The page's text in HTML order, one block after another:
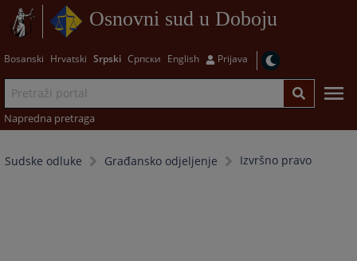
Osnovni sud u Doboju
Bosanski Hrvatski Srpski Српски English Prijava
Napredna pretraga
Sudske odluke Građansko odjeljenje Izvršno pravo